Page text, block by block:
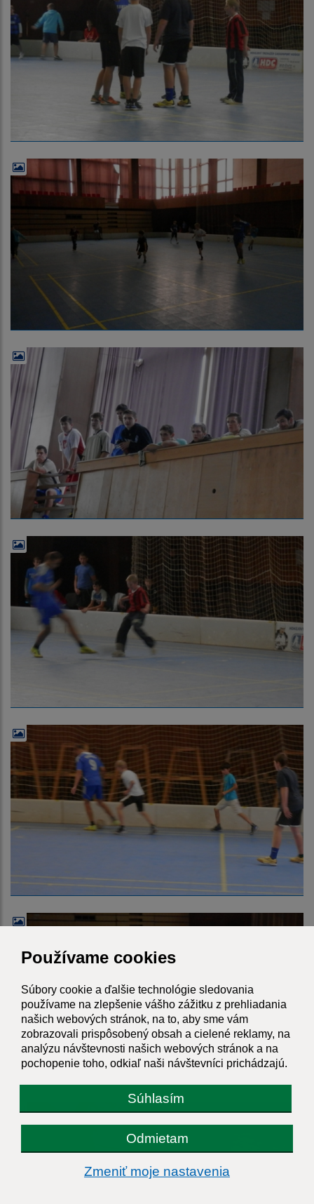
Používame cookies
Súbory cookie a ďalšie technológie sledovania
používame na zlepšenie vášho zážitku z prehliadania
našich webových stránok, na to, aby sme vám
zobrazovali prispôsobený obsah a cielené reklamy, na
analýzu návštevnosti našich webových stránok a na
pochopenie toho, odkiaľ naši návštevníci prichádzajú.
Súhlasím
Odmietam
Zmeniť moje nastavenia